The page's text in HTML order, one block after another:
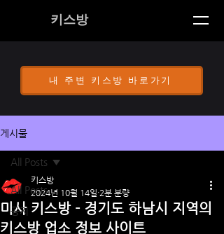
키스방
내 주변 키스방 바로가기
게시물
All Posts
공지
All Posts
미사 키스방 - 경기도 하남시 지역의
키스방 업소 정보 사이트
키스방
2024년 10월 14일 2분 분량